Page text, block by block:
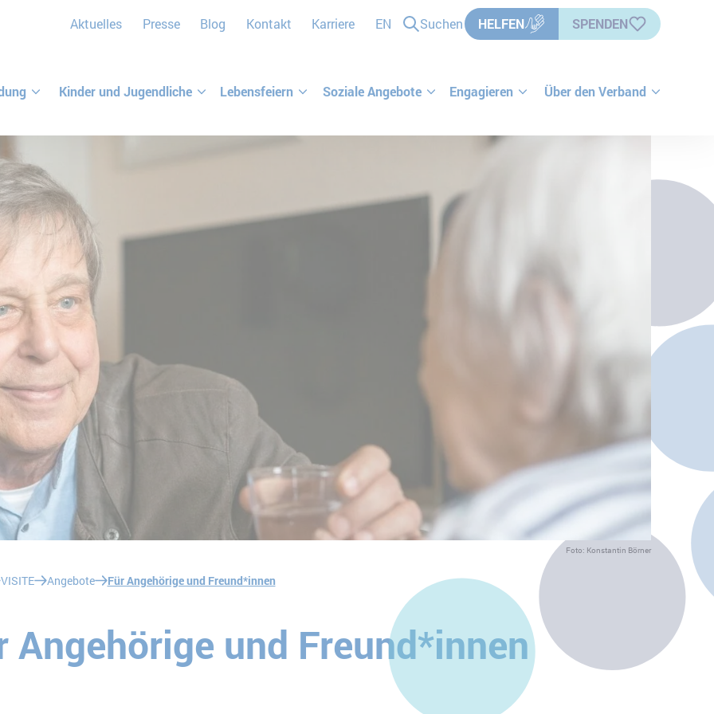
Aktuelles Presse Blog Kontakt Karriere EN Suchen HELFEN SPENDEN
Kinder und Jugendliche Lebensfeiern Soziale Angebote Engagieren Über den Verband
Foto: Konstantin Börner
VISITE Angebote Für Angehörige und Freund*innen
und Freund*innen